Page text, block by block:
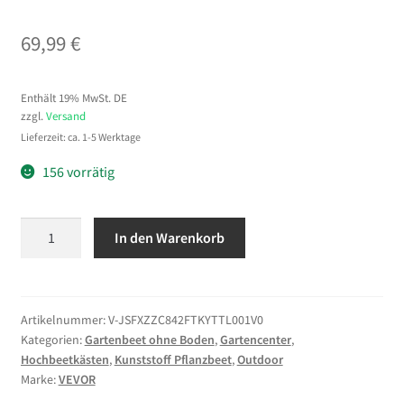
69,99€
Enthält 19% MwSt. DE
zzgl. Versand
Lieferzeit: ca. 1-5 Werktage
156 vorrätig
cm,
Rechteckiges
Gartenbeet,
Pflanzkasten-
In den Warenkorb
Artikelnummer:V-JSFXZZC842FTKYTTL001V0
Kategorien:Gartenbeet ohne Boden,Gartencenter,
Hochbeetkästen, Kunststoff Pflanzbeet,Outdoor
Marke:VEVOR